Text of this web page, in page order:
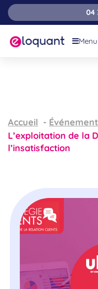
04
Menu
Accueil
L’exploitation de la
l’insatisfaction